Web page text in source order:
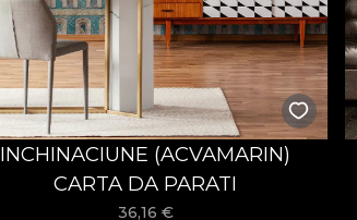
INCHINACIUNE (ACVAMARIN)
CARTA DA PARATI
36,16 €